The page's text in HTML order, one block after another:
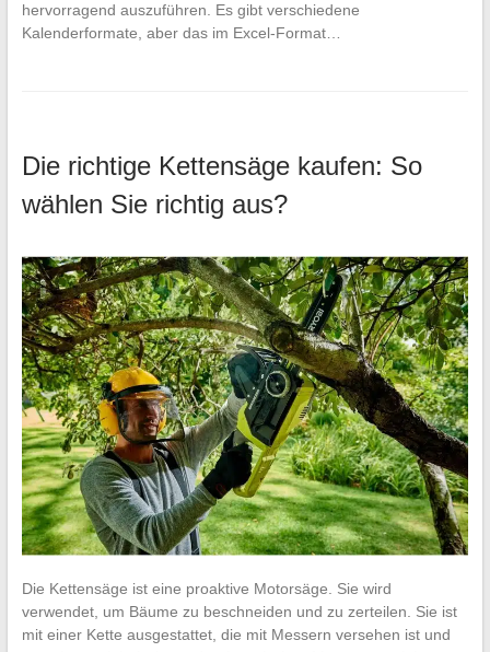
hervorragend auszuführen. Es gibt verschiedene
Kalenderformate, aber das im Excel-Format…
Die richtige Kettensäge kaufen: So
wählen Sie richtig aus?
Die Kettensäge ist eine proaktive Motorsäge. Sie wird
verwendet, um Bäume zu beschneiden und zu zerteilen. Sie ist
mit einer Kette ausgestattet, die mit Messern versehen ist und